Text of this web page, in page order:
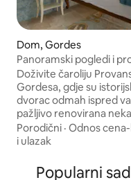
Dom, Gordes
Panoramski pogledi i
centru Gordesa
Doživite čaroliju
Gordesa, gdje su
dvorac odmah ispred
pažljivo renovirana
umjetnička galerija
provansalski šarm
antikvitetima i
Porodični · Odnos
i ulazak
Popularni